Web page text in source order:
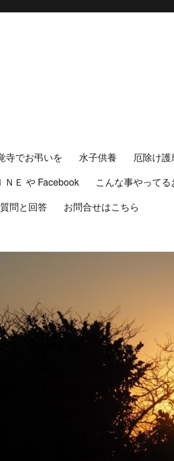
寺でお弔いを 水子供養 厄除け
ＮＥ や Facebook
こんな事やって
問と回答 お問合せはこちら